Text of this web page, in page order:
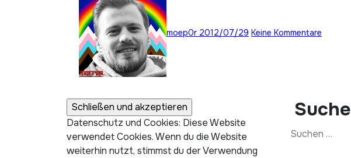
moep0r 2012/07/29 Keine Kommentare
Datenschutz und Cookies: Diese Website
verwendet Cookies. Wenn du die Website
weiterhin nutzt, stimmst du der Verwendung
Suche
Suchen